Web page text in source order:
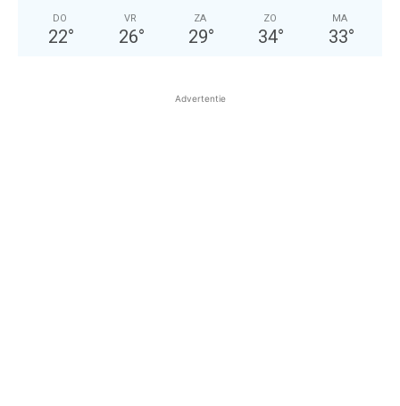
DO
22°
VR
26°
ZA
29°
ZO
34°
MA
33°
Advertentie